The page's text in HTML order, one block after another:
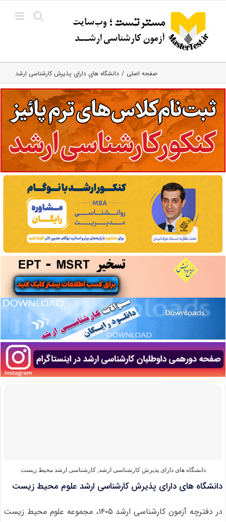
content
صفحه اصلی دانشگاه های دارای پذیرش کارشناسی ارشد
دانشگاه های دارای پذیرش کارشناسی ارشد,کارشناسی ارشد محیط زیست
دانشگاه های دارای پذیرش کارشناسی ارشد علوم محیط زیست
در دفترچه آزمون کارشناسی ارشد ۱۴۰۵، مجموعه علوم محیط زیست